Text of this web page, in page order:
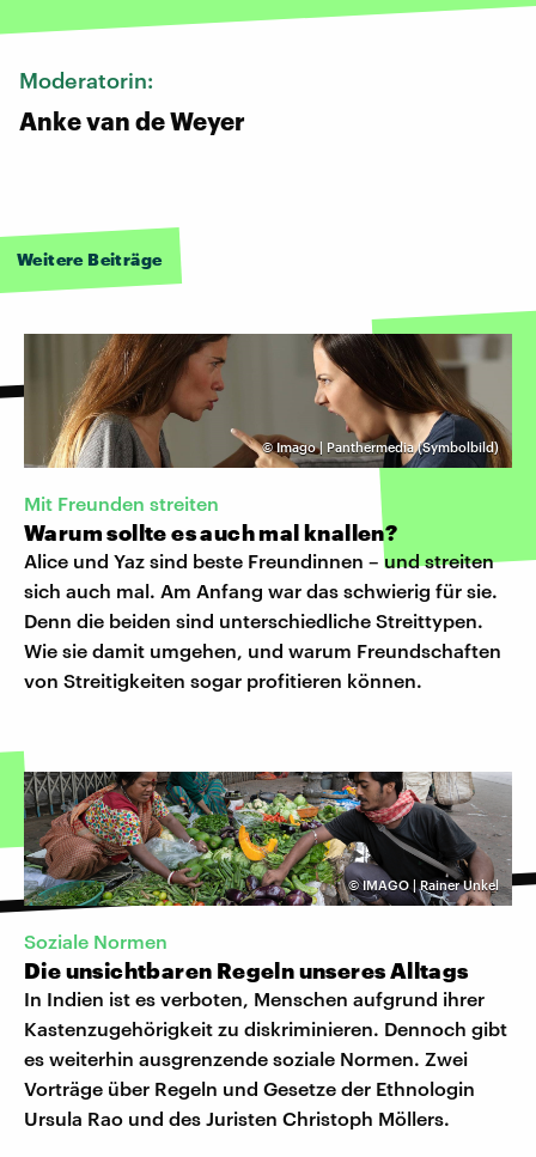
Moderatorin:
Anke van de Weyer
Weitere Beiträge
©Imago | Panthermedia (Symbolbild)
Mit Freunden streiten
Warum sollte es auch mal knallen?
Alice und Yaz sind beste Freundinnen – und streiten
sich auch mal. Am Anfang war das schwierig für sie.
Denn die beiden sind unterschiedliche Streittypen.
Wie sie damit umgehen, und warum Freundschaften
von Streitigkeiten sogar profitieren können.
©IMAGO | Rainer Unkel
Soziale Normen
Die unsichtbaren Regeln unseres Alltags
In Indien ist es verboten, Menschen aufgrund ihrer
Kastenzugehörigkeit zu diskriminieren. Dennoch gibt
es weiterhin ausgrenzende soziale Normen. Zwei
Vorträge über Regeln und Gesetze der Ethnologin
Ursula Rao und des Juristen Christoph Möllers.